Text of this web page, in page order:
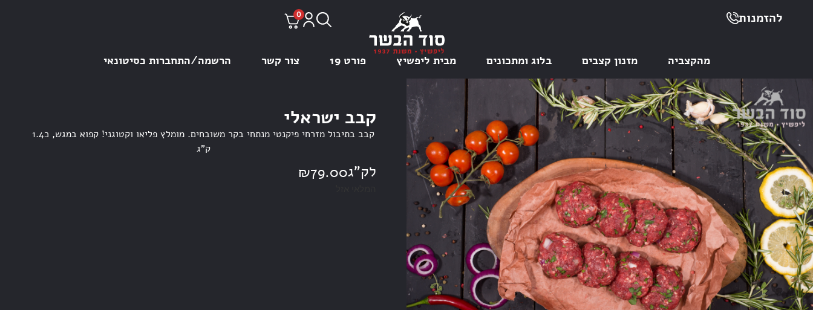
להזמנות 0
מהקצביה מזנון קצבים בלוג ומתכונים מבית ליפשיץ פורט 19 צור קשר הרשמה/התחברות כסיטונאי
קבב ישראלי
קבב בתיבול מזרחי פיקנטי מנתחי בקר משובחים. מומלץ פליאו וקטוגני! קפוא במגש, כ1.4
ק”ג
לק"ג ₪79.00